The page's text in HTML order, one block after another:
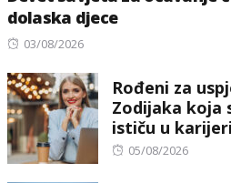
dolaska djece
Posted
03/08/2026
Rođeni za
Zodijaka koja
ističu u karijeri
Posted
05/08/2026